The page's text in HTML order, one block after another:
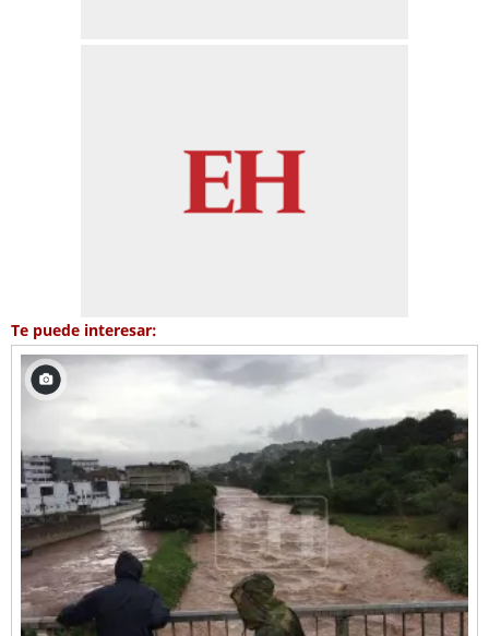
Te puede interesar: